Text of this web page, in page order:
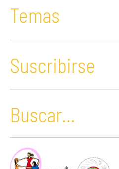
Temas
Suscribirse